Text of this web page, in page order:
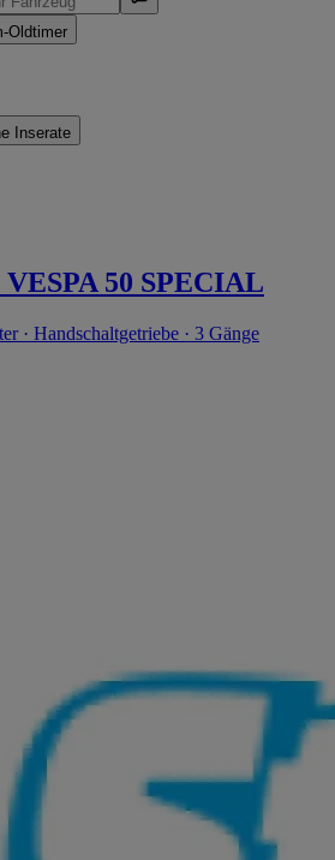
Oldtimer
Inserate
50 SPECIAL
· Handschaltgetriebe · 3 Gänge